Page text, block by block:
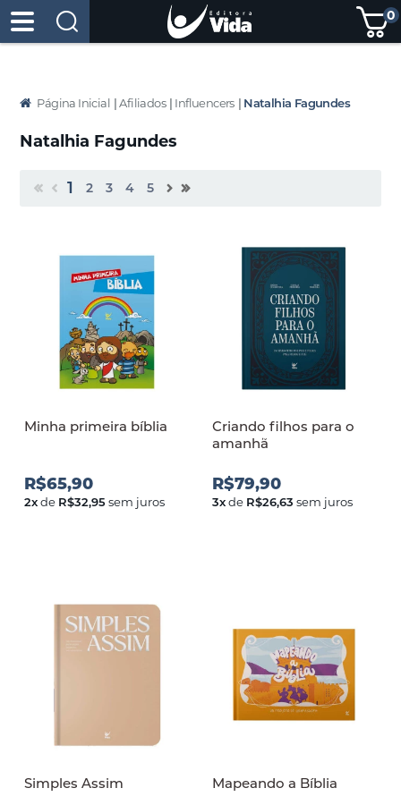
0
Página Inicial | Afiliados | Influencers | Natalhia Fagundes
Natalhia Fagundes
1 2 3 4 5
Minha primeira bíblia
R$65,90
2xde R$32,95sem juros
Criando filhos para o
amanh
R$79,90
3xde R$26,63 sem juros
Simples Assim Mapeando a Bíblia